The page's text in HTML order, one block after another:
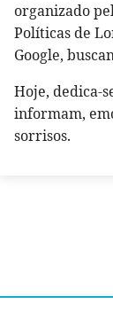
organizado
Políticas de
Google,
Hoje, dedica-
informam,
sorrisos.